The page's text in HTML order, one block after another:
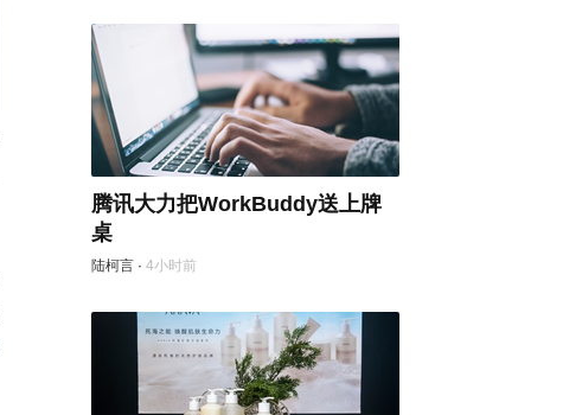
腾讯大力把WorkBuddy送上牌
桌
陆柯言 · 4小时前